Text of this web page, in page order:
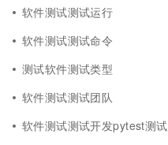
软件测试测试运行
软件测试测试命令
测试软件测试类型
软件测试测试团队
软件测试测试开发pytest测试